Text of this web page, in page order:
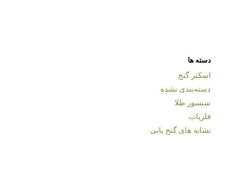
دسته ها
اسکنر گنج
دسته‌بندی نشده
سنسور طلا
فلزیاب
نشانه های گنج یابی